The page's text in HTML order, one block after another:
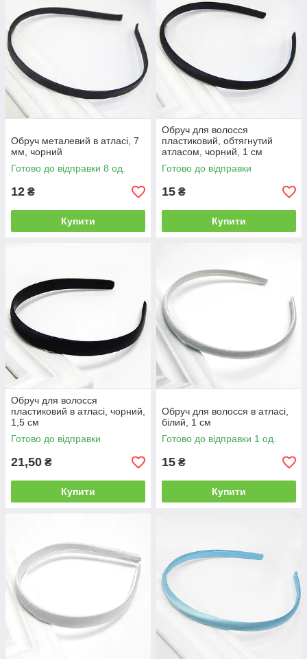
Обруч металевий в атласі, 7
мм, чорний
Готово до відправки 8 од.
12 ₴
Купити
Обруч для волосся
пластиковий, обтягнутий
атласом, чорний, 1 см
Готово до відправки
15 ₴
Купити
Обруч для волосся
пластиковий в атласі, чорний,
1,5 см
Готово до відправки
21,50 ₴
Купити
Обруч для волосся в атласі,
білий, 1 см
Готово до відправки 1 од.
15 ₴
Купити